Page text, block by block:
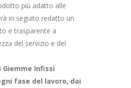
più adatto alle
in seguito redatto un
e trasparente a
del servizio e del
Giemme Infissi
fase del lavoro, dai